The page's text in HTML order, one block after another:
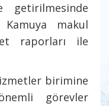
getirilmesinde
makul
raporları ile
birimine
görevler